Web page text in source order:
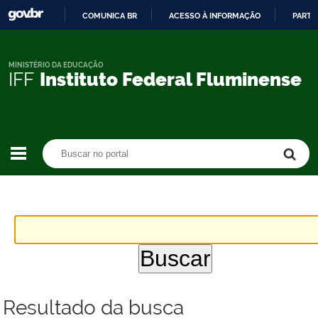
CONTEÚDO
COMUNICA BR ACESSO À INFORMAÇÃO
IFF Instituto Federal Fluminense
MINISTÉRIO DA EDUCAÇÃO
Resultado da busca